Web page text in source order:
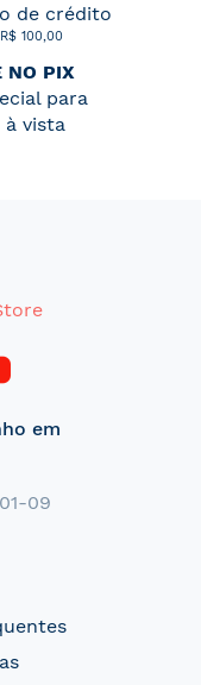
de crédito
100,00
NO PIX
para
à vista
em
09